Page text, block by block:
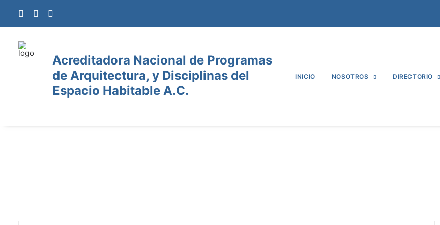
Acreditadora Nacional de Programas
de Arquitectura, y Disciplinas del
Espacio Habitable A.C.
INICIO NOSOTROS DIRECTORIO